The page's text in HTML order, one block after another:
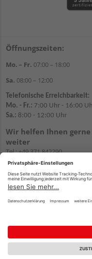
Öffnungszeiten:
Mo. – Fr. 07:00 – 18:00
Sa. 08:00 – 12:00
Telefonische Erreichbarkeit:
Mo. - Fr.: 7:00 Uhr - 16:00
Sa.: 8:00 - 12:00 Uhr
Wir helfen Ihnen gerne
weiter
Tel.:+49 371 842290
E-
WhatsApp
Impressum AGB
Reservierungsbedingungen